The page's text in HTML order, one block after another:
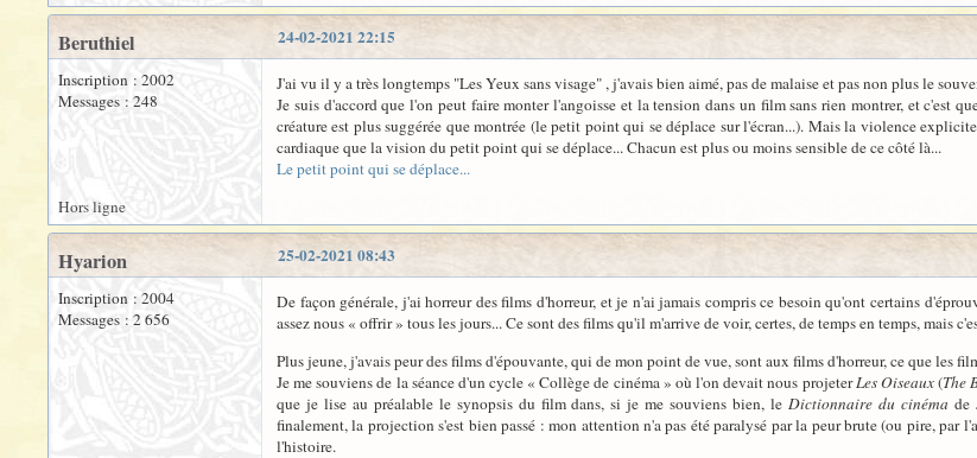
24-02-2021 22:15
Beruthiel
Inscription : 2002
Messages : 248
J'ai vu il y a très longtemps "Les Yeux sans visage" , j'avais bien aimé, pas de malaise et pas non plus le
Je suis d'accord que l'on peut faire monter l'angoisse et la tension dans un film sans rien montrer, et c'est
créature est plus suggérée que montrée (le petit point qui se déplace sur l'écran...). Mais la violence
cardiaque que la vision du petit point qui se déplace... Chacun est plus ou moins sensible de ce côté là...
Le petit point qui se déplace...
Hors ligne
25-02-2021 08:43
Hyarion
Inscription : 2004
Messages : 2 656
De façon générale, j'ai horreur des films d'horreur, et je n'ai jamais compris ce besoin qu'ont certains
assez nous « offrir » tous les jours... Ce sont des films qu'il m'arrive de voir, certes, de temps en temps, mais
Plus jeune, j'avais peur des films d'épouvante, qui de mon point de vue, sont aux films d'horreur, ce que les
Je me souviens de la séance d'un cycle « Collège de cinéma » où l'on devait nous projeterLes Oiseaux(The
que je lise au préalable le synopsis du film dans, si je me souviens bien, le Dictionnaire du cinéma de
finalement, la projection s'est bien passé : mon attention n'a pas été paralysé par la peur brute (ou pire, par
l'histoire.